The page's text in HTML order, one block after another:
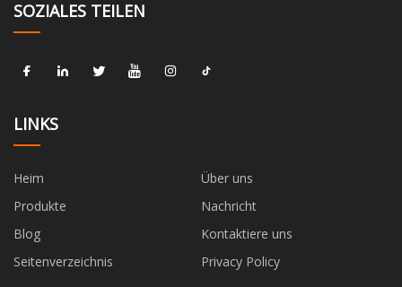
SOZIALES TEILEN
LINKS
Heim
Über uns
Produkte
Nachricht
Blog
Kontaktiere uns
Seitenverzeichnis
Privacy Policy